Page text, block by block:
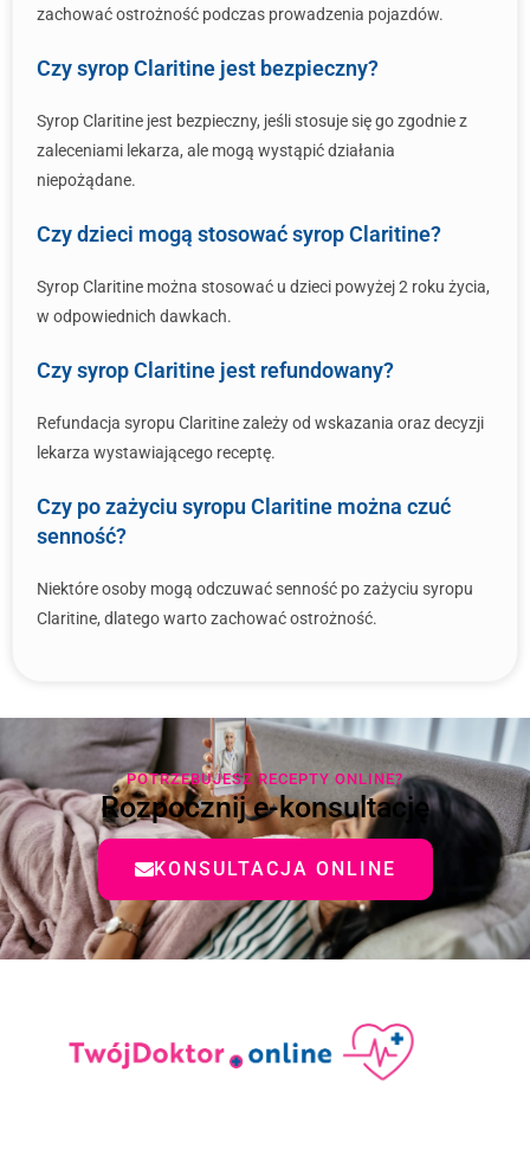
zachować ostrożność podczas prowadzenia pojazdów.
Czy syrop Claritine jest bezpieczny?
Syrop Claritine jest bezpieczny, jeśli stosuje się go zgodnie z
zaleceniami lekarza, ale mogą wystąpić działania
niepożądane.
Czy dzieci mogą stosować syrop Claritine?
Syrop Claritine można stosować u dzieci powyżej 2 roku życia,
w odpowiednich dawkach.
Czy syrop Claritine jest refundowany?
Refundacja syropu Claritine zależy od wskazania oraz decyzji
lekarza wystawiającego receptę.
Czy po zażyciu syropu Claritine można czuć
senność?
Niektóre osoby mogą odczuwać senność po zażyciu syropu
Claritine, dlatego warto zachować ostrożność.
POTRZEBUJESZ RECEPTY ONLINE?
Rozpocznij e-konsultację
KONSULTACJA ONLINE